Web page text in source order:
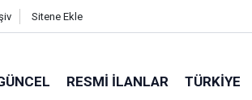
Sitene Ekle
RESMI İLANLAR TÜRKİYE